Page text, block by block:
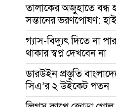
তালাকের অজুহাতে বন্ধ
সন্তানের ভরণপোষণ:
গ্যাস-বিদ্যুৎ দিতে না
থাকার স্বপ্ন দেখবেন না
ডারউইন প্রস্তুতি
সিএ’র ২ উইকেট পতন